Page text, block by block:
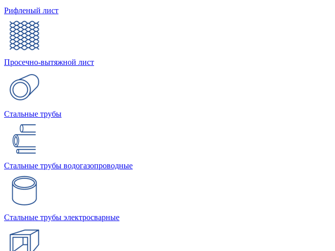
Рифленый лист
Просечно-вытяжной лист
Стальные трубы
Стальные трубы водогазопроводные
Стальные трубы электросварные